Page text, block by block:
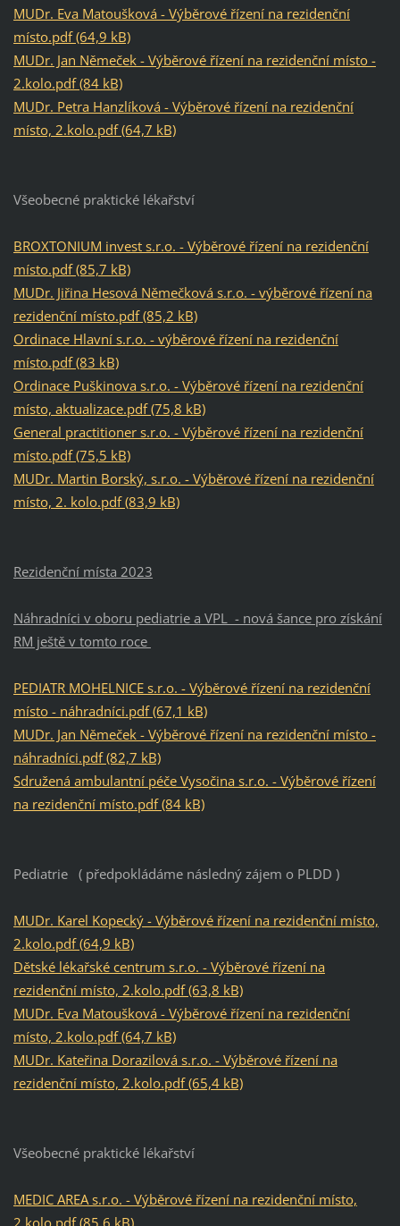
MUDr. Eva Matoušková - Výběrové řízení na rezidenční
místo.pdf (64,9 kB)
MUDr. Jan Němeček - Výběrové řízení na rezidenční místo -
2.kolo.pdf (84 kB)
MUDr. Petra Hanzlíková - Výběrové řízení na rezidenční
místo, 2.kolo.pdf (64,7 kB)
Všeobecné praktické lékařství
BROXTONIUM invest s.r.o. - Výběrové řízení na rezidenční
místo.pdf (85,7 kB)
MUDr. Jiřina Hesová Němečková s.r.o. - výběrové řízení na
rezidenční místo.pdf (85,2 kB)
Ordinace Hlavní s.r.o. - výběrové řízení na rezidenční
místo.pdf (83 kB)
Ordinace Puškinova s.r.o. - Výběrové řízení na rezidenční
místo, aktualizace.pdf (75,8 kB)
General practitioner s.r.o. - Výběrové řízení na rezidenční
místo.pdf (75,5 kB)
MUDr. Martin Borský, s.r.o. - Výběrové řízení na rezidenční
místo, 2. kolo.pdf (83,9 kB)
Rezidenční místa 2023
Náhradníci v oboru pediatrie a VPL - nová šance pro získání
RM ještě v tomto roce
PEDIATR MOHELNICE s.r.o. - Výběrové řízení na rezidenční
místo - náhradníci.pdf (67,1 kB)
MUDr. Jan Němeček - Výběrové řízení na rezidenční místo -
náhradníci.pdf (82,7 kB)
Sdružená ambulantní péče Vysočina s.r.o. - Výběrové řízení
na rezidenční místo.pdf (84 kB)
Pediatrie ( předpokládáme následný zájem o PLDD )
MUDr. Karel Kopecký - Výběrové řízení na rezidenční místo,
2.kolo.pdf (64,9 kB)
Dětské lékařské centrum s.r.o. - Výběrové řízení na
rezidenční místo, 2.kolo.pdf (63,8 kB)
MUDr. Eva Matoušková - Výběrové řízení na rezidenční
místo, 2.kolo.pdf (64,7 kB)
MUDr. Kateřina Dorazilová s.r.o. - Výběrové řízení na
rezidenční místo, 2.kolo.pdf (65,4 kB)
Všeobecné praktické lékařství
MEDIC AREA s.r.o. - Výběrové řízení na rezidenční místo,
2.kolo.pdf (85,6 kB)